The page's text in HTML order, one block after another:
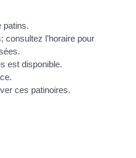
patins.
l’horaire pour
est disponible.
ces patinoires.